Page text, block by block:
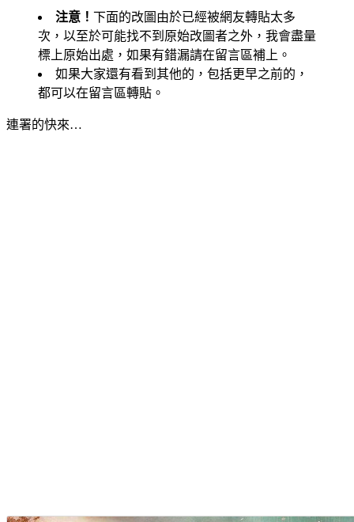
注意！ 下面的改圖由於已經被網友轉貼太多
次，以至於可能找不到原始改圖者之外，我會盡量
標上原始出處，如果有錯漏請在留言區補上。
如果大家還有看到其他的，包括更早之前的，
都可以在留言區轉貼。
連署的快來…